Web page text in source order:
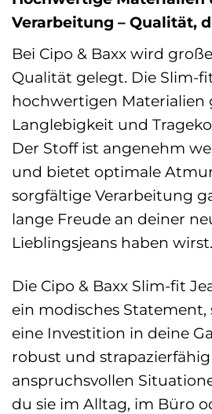
Verarbeitung – Qualität,
Bei Cipo & Baxx wird
Qualität gelegt. Die Slim-
hochwertigen Materialien
Langlebigkeit und
Der Stoff ist angenehm
und bietet optimale
sorgfältige Verarbeitung
lange Freude an deiner
Lieblingsjeans haben wirst.
Die Cipo & Baxx Slim-fit
ein modisches Statement,
eine Investition in deine
robust und
anspruchsvollen
du sie im Alltag, im Büro